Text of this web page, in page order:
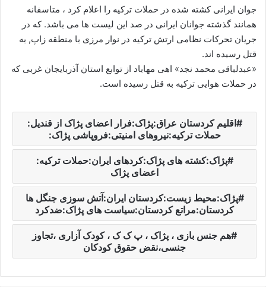
جوان ایرانی کشته شده در حملات ترکیه را اعلام کرد ، متاسفانه
همانند گذشته جوانان ایرانی در صد این لیست ها می باشد. که در
جریان تحرکات نظامی ارتش ترکیه در نوار مرزی با منطقه زاپ, به
قتل رسیده اند.
«عبدلباقی محمد نجد» اهی مهاباد از توابع استان آذربایجان غربی که
در حملات هوایی ترکیه به قتل رسیده است.
اقلیم کردستان عراق:پژاک:فرار اعضای پژاک از قندیل:
حملات ترکیه:نیروهای امنیتی:فروپاشی پژاک:
پژاک:کشته های پژاک:کردهای ایران:حملات ترکیه:
اعضای پژاک
پژاک:محیط زیست:کردستان ایران:آتش سوزی جنگل ها
کردستان:مراتع کردستان:سیاست های پژاک:ضدکرد
هم جنس بازی ، پژاک ، پ ک ک ، کودک آزاری ،تجاوز
جنسی،نقض حقوق کودکان